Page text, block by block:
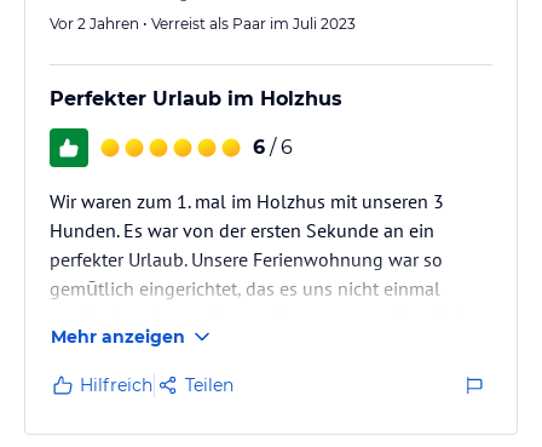
Vor 2 Jahren • Verreist als Paar im Juli 2023
Perfekter Urlaub im Holzhus
6 / 6
Wir waren zum 1. mal im Holzhus mit unseren 3
Hunden. Es war von der ersten Sekunde an ein
perfekter Urlaub. Unsere Ferienwohnung war so
gemūtlich eingerichtet, das es uns nicht einmal
alles da was man braucht. Für unsere 3 Hunde gab es
zur Begrüßung Naschi und Hundebademäntel ( die
wir bei dem Regen dringend gebraucht haben) und
für uns stand eine Kostprobe Marmelade auf dem
Mehr anzeigen
Hilfreich Teilen